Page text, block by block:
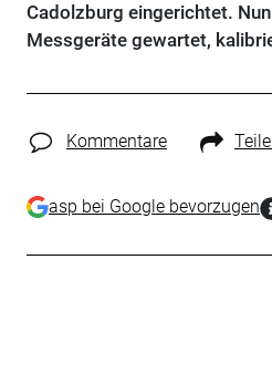
Cadolzburg eingerichtet.
Messgeräte gewartet,
Kommentare
asp bei Google bevorzugen